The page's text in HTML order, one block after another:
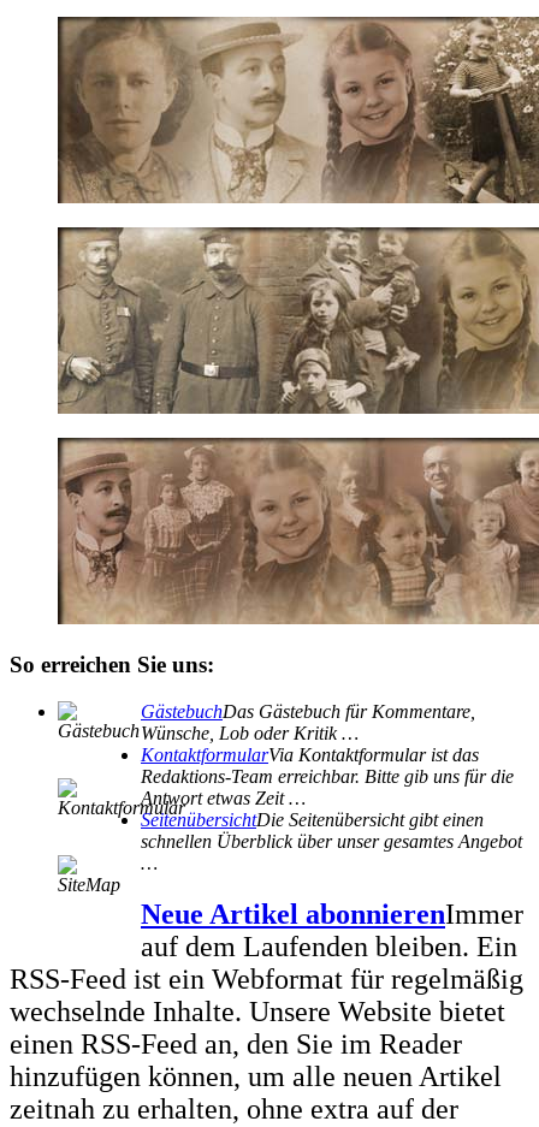
So erreichen Sie uns:
GästebuchDas Gästebuch für Kommentare,
Wünsche, Lob oder Kritik …
KontaktformularVia Kontaktformular ist das
Redaktions-Team erreichbar. Bitte gib uns für die
Antwort etwas Zeit …
SeitenübersichtDie Seitenübersicht gibt einen
schnellen Überblick über unser gesamtes Angebot
…
Neue Artikel abonnierenImmer
auf dem Laufenden bleiben. Ein
RSS-Feed ist ein Webformat für regelmäßig
wechselnde Inhalte. Unsere Website bietet
einen RSS-Feed an, den Sie im Reader
hinzufügen können, um alle neuen Artikel
zeitnah zu erhalten, ohne extra auf der